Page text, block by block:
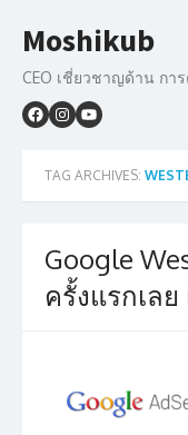
to
Moshikub
CEO เชี่ยวชาญด้าน กา
TAG ARCHIVES:
Google
ครั้งแรกเลย